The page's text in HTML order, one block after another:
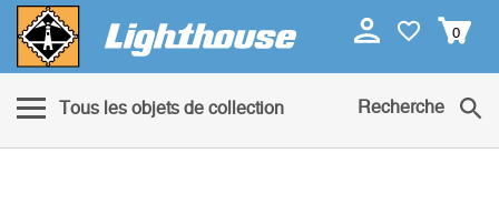
0
Tous les objets de collection Recherche